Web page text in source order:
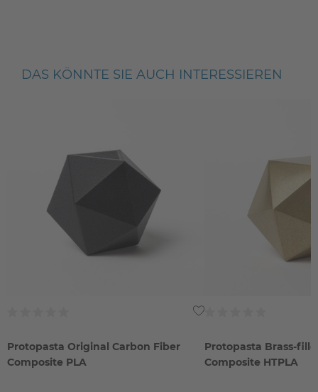
DAS KÖNNTE SIE AUCH INTERESSIEREN
Protopasta Original Carbon Fiber
Composite PLA
Protopasta Brass-
Composite HTPLA